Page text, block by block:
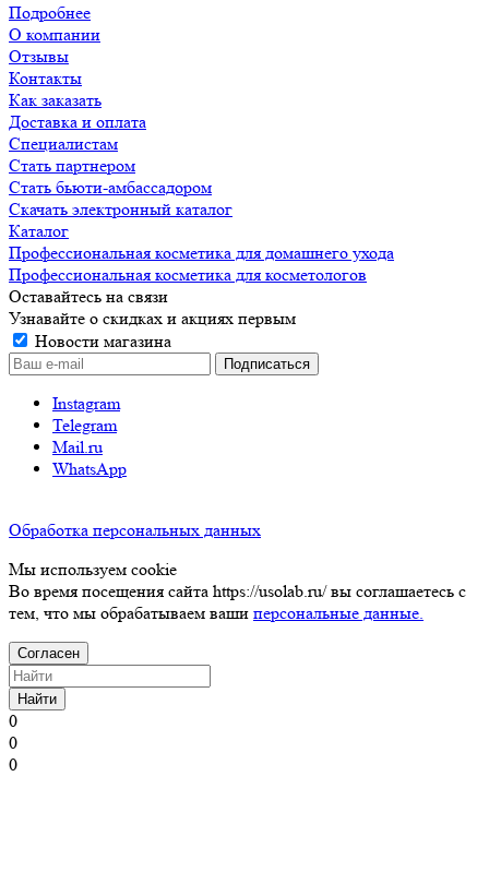
Подробнее
О компании
Отзывы
Контакты
Как заказать
Доставка и оплата
Специалистам
Стать партнером
Стать бьюти-амбассадором
Скачать электронный каталог
Каталог
Профессиональная косметика для домашнего ухода
Профессиональная косметика для косметологов
Оставайтесь на связи
Узнавайте о скидках и акциях первым
Новости магазина
Instagram
Telegram
Mail.ru
WhatsApp
Обработка персональных данных
Мы используем cookie
Во время посещения сайта https://usolab.ru/ вы соглашаетесь с
тем, что мы обрабатываем ваши персональные данные.
Согласен
Найти
0
0
0